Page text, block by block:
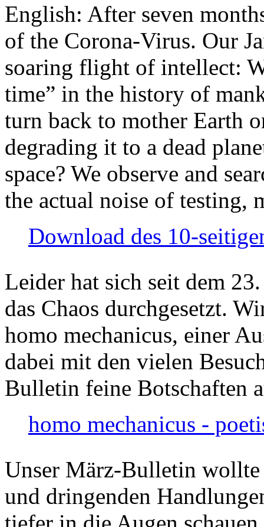
English: After seven
of the Corona-Virus. Our
soaring flight of intellect:
time” in the history of
turn back to mother Earth
degrading it to a dead
space? We observe and
the actual noise of testing,
Download des 10-
Leider hat sich seit dem
das Chaos durchgesetzt.
homo mechanicus, einer
dabei mit den vielen
Bulletin feine Botschaften
homo mechanicus -
Unser März-Bulletin
und dringenden